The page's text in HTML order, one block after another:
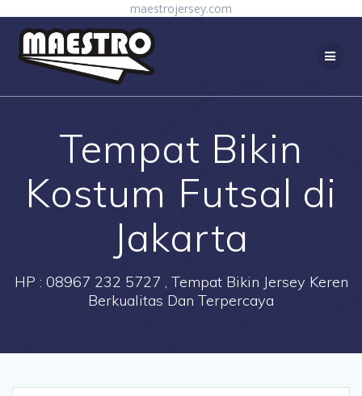
maestrojersey.com
Tempat Bikin
Kostum Futsal di
Jakarta
HP : 08967 232 5727 , Tempat Bikin Jersey Keren
Berkualitas Dan Terpercaya